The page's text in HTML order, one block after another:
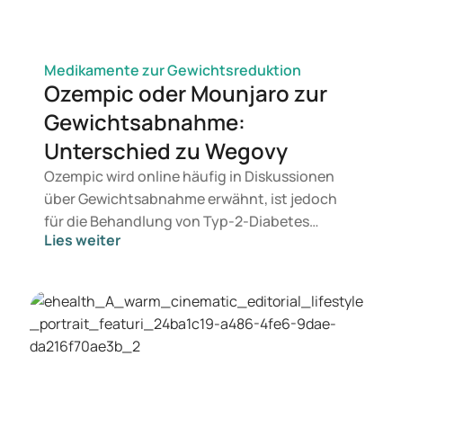
Medikamente zur Gewichtsreduktion
Ozempic oder Mounjaro zur
Gewichtsabnahme:
Unterschied zu Wegovy
Ozempic wird online häufig in Diskussionen
über Gewichtsabnahme erwähnt, ist jedoch
für die Behandlung von Typ-2-Diabetes
vorgesehen. Wenn Sie eine Therapie zur
Betracht. Welche Behandlung für Sie geeignet
ist, entscheidet ein Arzt auf Grundlage Ihrer
Gesundheit, Ihres BMI und Ihres
Lies weiter